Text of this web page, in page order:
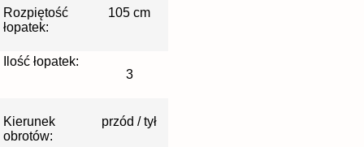
Rozpiętość
łopatek:
105 cm
Ilość łopatek:
3
Kierunek
obrotów:
przód / tył